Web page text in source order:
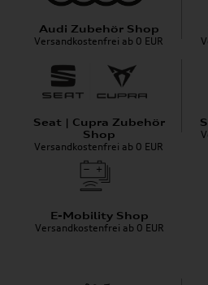
Audi Zubehör Shop
Versandkostenfrei ab 0 EUR
Seat | Cupra Zubehör
Shop
Versandkostenfrei ab 0 EUR
E-Mobility Shop
Versandkostenfrei ab 0 EUR